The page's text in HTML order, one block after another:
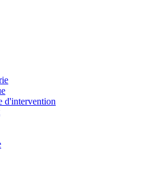
d'intervention